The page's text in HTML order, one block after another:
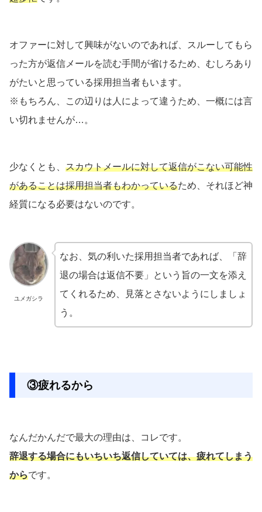
オファーに対して興味がないのであれば、スルーしてもら
った方が返信メールを読む手間が省けるため、むしろあり
がたいと思っている採用担当者もいます。
※もちろん、この辺りは人によって違うため、一概には言
い切れませんが…。
少なくとも、 スカウトメールに対して返信がこない可能性
があることは採用担当者もわかっているため、それほど神
経質になる必要はないのです。
ユメガシラ
なお、気の利いた採用担当者であれば、「辞
退の場合は返信不要」という旨の一文を添え
てくれるため、見落とさないようにしましょ
う。
③疲れるから
なんだかんだで最大の理由は、コレです。
辞退する場合にもいちいち返信していては、疲れてしまう
からです。